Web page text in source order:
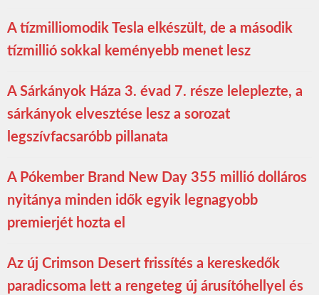
A tízmilliomodik Tesla elkészült, de a második
tízmillió sokkal keményebb menet lesz
A Sárkányok Háza 3. évad 7. része leleplezte, a
sárkányok elvesztése lesz a sorozat
legszívfacsaróbb pillanata
A Pókember Brand New Day 355 millió dolláros
nyitánya minden idők egyik legnagyobb
premierjét hozta el
Az új Crimson Desert frissítés a kereskedők
paradicsoma lett a rengeteg új árusítóhellyel és